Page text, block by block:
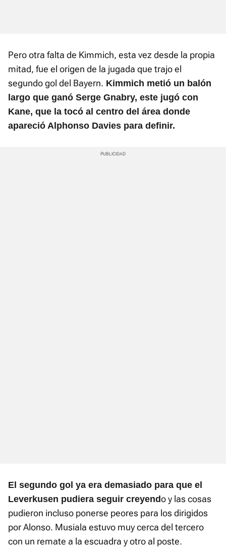
Pero otra falta de Kimmich, esta vez desde la propia
mitad, fue el origen de la jugada que trajo el
segundo gol del Bayern. Kimmich metió un balón
largo que ganó Serge Gnabry, este jugó con
Kane, que la tocó al centro del área donde
apareció Alphonso Davies para definir.
El segundo gol ya era demasiado para que el
Leverkusen pudiera seguir creyendo y las cosas
pudieron incluso ponerse peores para los dirigidos
por Alonso. Musiala estuvo muy cerca del tercero
con un remate a la escuadra y otro al poste.